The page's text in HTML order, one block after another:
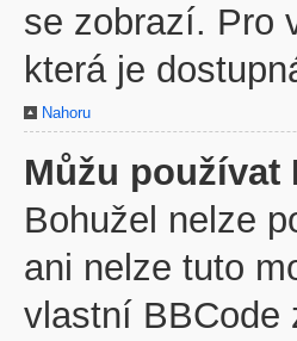
se zobrazí. Pro
která je
Nahoru
Můžu používat
Bohužel nelze
ani nelze tuto
vlastní BBCode